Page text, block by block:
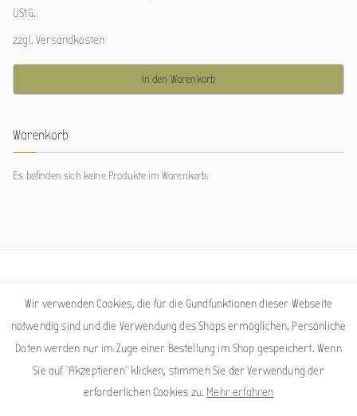
UStG.
zzgl.Versandkosten
In den Warenkorb
Warenkorb
Es befinden sich keine Produkte im Warenkorb.
Facebook
Instagram
Copyright © 2026Sigrid Nepelius. Powered byZakraundWordPress
Wir verwenden Cookies, die für die Gundfunktionen dieser Webseite
notwendig sind und die Verwendung des Shops ermöglichen. Persönliche
Daten werden nur im Zuge einer Bestellung im Shop gespeichert. Wenn
Sie auf "Akzeptieren" klicken, stimmen Sie der Verwendung der
erforderlichen Cookies zu. Mehr erfahren